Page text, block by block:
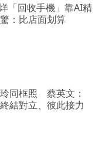
「回收手機」靠AI精
：比店面划算
同框照 蔡英文：
結對立、彼此接力